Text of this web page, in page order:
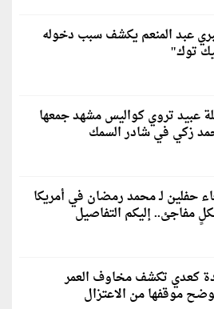
عبد المنعم يكشف سبب دخوله
توك"
عبيد تروي كواليس مشهد جمعها
زكي في شادر السمك
حفلين لـ محمد رمضان في أمريكا
مفاجئ.. إليكم التفاصيل
كعدي تكشف مخاوف العمر
موقفها من الاعتزال